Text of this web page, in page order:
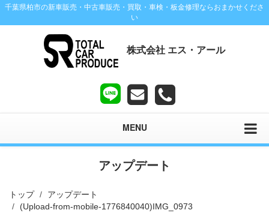
千葉県柏市の新車販売・中古車販売・買取・車検・板金修理ならおまかせくださ
い
株式会社 エス・アール
MENU
アップデート
トップ
アップデート
(Upload-from-mobile-1776840040)IMG_0973